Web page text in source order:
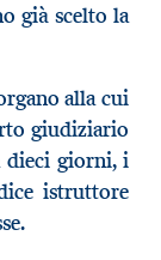
già scelto la
alla cui
giudiziario
dieci giorni, i
istruttore